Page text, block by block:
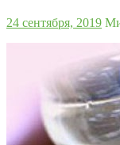
24 сентября, 2019